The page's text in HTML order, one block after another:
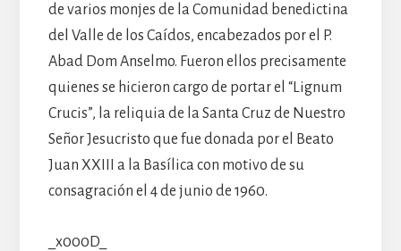
de varios monjes de la Comunidad benedictina
del Valle de los Caídos, encabezados por el P.
Abad Dom Anselmo. Fueron ellos precisamente
quienes se hicieron cargo de portar el “Lignum
Crucis”, la reliquia de la Santa Cruz de Nuestro
Señor Jesucristo que fue donada por el Beato
Juan XXIII a la Basílica con motivo de su
consagración el 4 de junio de 1960.
_x000D_